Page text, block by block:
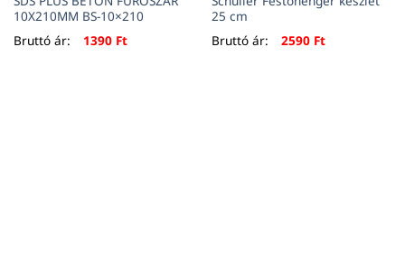
10X210MM BS-10×210
Bruttó ár:
1390 Ft
25 cm
Bruttó ár:
2590 Ft